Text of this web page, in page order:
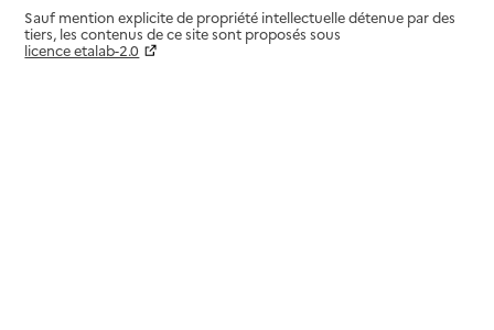
Sauf mention explicite de propriété intellectuelle détenue par des
tiers, les contenus de ce site sont proposés sous
licence etalab-2.0